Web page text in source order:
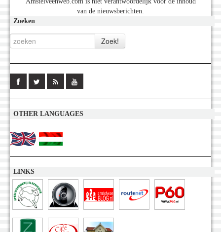
van de nieuwsberichten.
Zoeken
OTHER LANGUAGES
LINKS